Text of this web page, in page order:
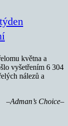
května a
vyšetřením 6 304
nálezů a
–Adman’s Choice–